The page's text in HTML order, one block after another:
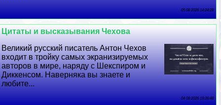
05 08 2026 14:24:28
Цитаты и высказывания Чехова
Великий русский писатель Антон Чехов
входит в тройку самых экранизируемых
авторов в мире, наряду с Шекспиром и
Диккенсом. Наверняка вы знаете и
любите...
04 08 2026 19:26:48